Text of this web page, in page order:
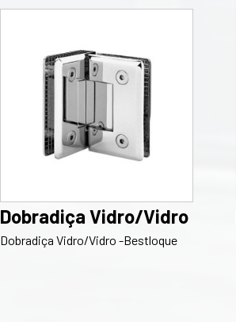
Dobradiça Vidro/Vidro
Dobradiça Vidro/Vidro -Bestloque